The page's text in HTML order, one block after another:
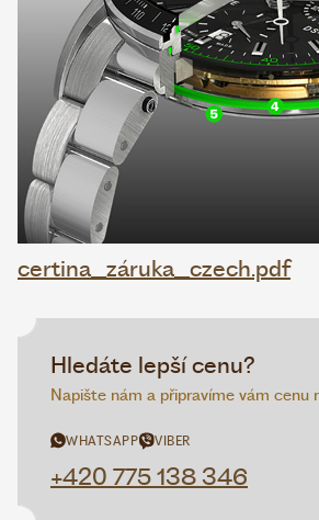
certina_záruka_czech.pdf
Hledáte lepší cenu?
Napište nám a připravíme vám cenu
WHATSAPP VIBER
+420 775 138 346